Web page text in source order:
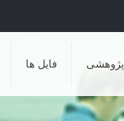
فایل ها